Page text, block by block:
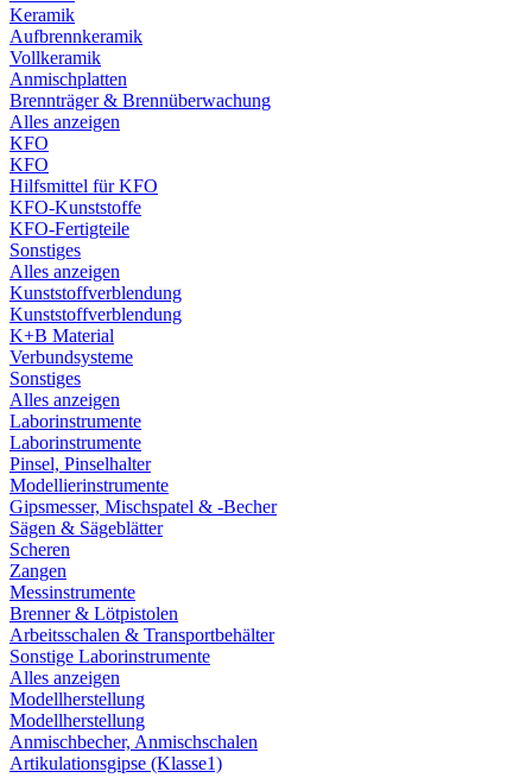
Keramik
Aufbrennkeramik
Vollkeramik
Anmischplatten
Brennträger & Brennüberwachung
Alles anzeigen
KFO
KFO
Hilfsmittel für KFO
KFO-Kunststoffe
KFO-Fertigteile
Sonstiges
Alles anzeigen
Kunststoffverblendung
Kunststoffverblendung
K+B Material
Verbundsysteme
Sonstiges
Alles anzeigen
Laborinstrumente
Laborinstrumente
Pinsel, Pinselhalter
Modellierinstrumente
Gipsmesser, Mischspatel & -Becher
Sägen & Sägeblätter
Scheren
Zangen
Messinstrumente
Brenner & Lötpistolen
Arbeitsschalen & Transportbehälter
Sonstige Laborinstrumente
Alles anzeigen
Modellherstellung
Modellherstellung
Anmischbecher, Anmischschalen
Artikulationsgipse (Klasse1)